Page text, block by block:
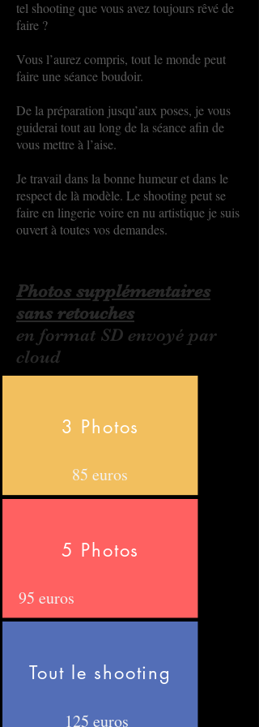
tel shooting que vous avez toujours rêvé de
faire ?
Vous l’aurez compris, tout le monde peut
faire une séance boudoir.
De la préparation jusqu’aux poses, je vous
guiderai tout au long de la séance afin de
vous mettre à l’aise.
Je travail dans la bonne humeur et dans le
respect de là modèle. Le shooting peut se
faire en lingerie voire en nu artistique je suis
ouvert à toutes vos demandes.
Photos supplémentaires
sans retouches
en format SD envoyé par
cloud
3 Photos
85 euros
5 Photos
95 euros
Tout le shooting
125 euros